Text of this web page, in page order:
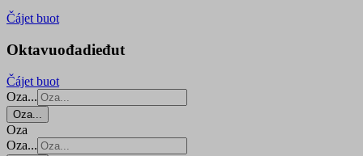
Čájet buot
Oktavuođadieđut
Čájet buot
Oza...
Oza...
Oza
Oza...